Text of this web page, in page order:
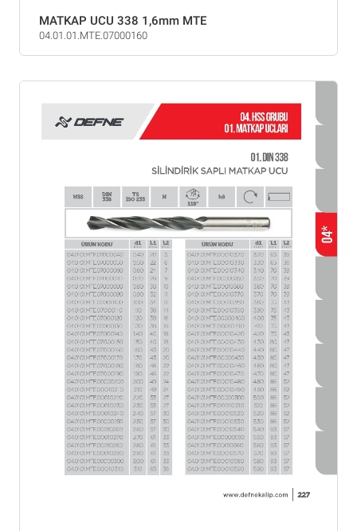
MATKAP UCU 338 1,6mm MTE
04.01.01.MTE.07000160